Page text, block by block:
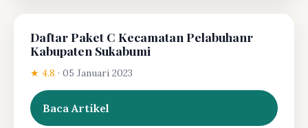
Daftar Paket C Kecamatan Pelabuhanr
Kabupaten Sukabumi
★ 4.8 · 05 Januari 2023
Baca Artikel